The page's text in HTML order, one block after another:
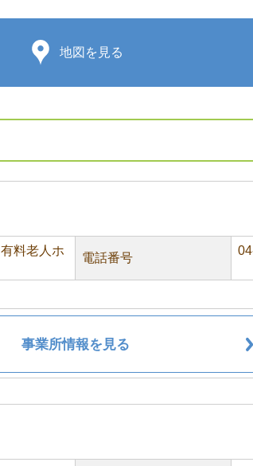
地図を見る
料老人ホ
電話番号
事業所情報を見る